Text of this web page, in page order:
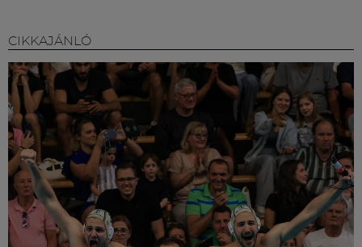
CIKKAJÁNLÓ